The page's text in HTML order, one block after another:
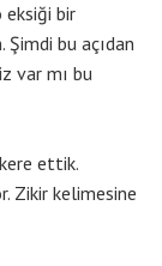
eksiği bir
bu açıdan
var mı bu
ettik.
Zikir kelimesine